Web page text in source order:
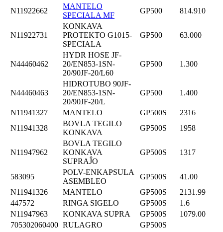
N11922662
MANTELO
SPECIALA MF
GP500 814.910
N11922731
KONKAVA
PROTEKTO G1015-
SPECIALA
GP500 63.000
N44460462
HYDR HOSE JF-
20/EN853-1SN-
20/90JF-20/L60
GP500 1.300
N44460463
HIDROTUBO 90JF-
20/EN853-1SN-
20/90JF-20/L
GP500 1.400
N11941327 MANTELO GP500S
2316
N11941328
BOVLA TEGILO
KONKAVA
GP500S 1958
N11947962
BOVLA TEGILO
KONKAVA
SUPRAĴO
GP500S 1317
583095
POLV-ENKAPSULA
ASEMBLEO
GP500S
41.00
N11941326
MANTELO GP500S
2131.99
447572
RINGA SIGELO GP500S
1.6
N11947963
KONKAVA SUPRA GP500S
1079.00
705302060400 RULAGRO
GP500S